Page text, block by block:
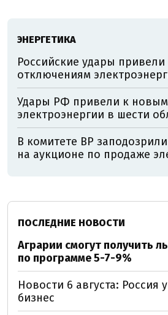
ЭНЕРГЕТИКА
Российские удары
отключениям
Удары РФ привели к
электроэнергии в шести
В комитете ВР
на аукционе по продаже
ПОСЛЕДНИЕ НОВОСТИ
Аграрии смогут получить
по программе 5-7-9%
Новости 6 августа: Россия
бизнес